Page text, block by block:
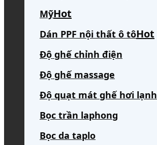
Mỹ
Dán PPF nội thất ô tô
Độ ghế chỉnh điện
Độ ghế massage
Độ quạt mát ghế hơi lạnh
Bọc trần laphong
Bọc da taplo